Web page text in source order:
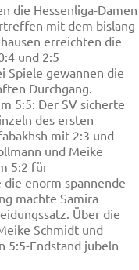
die Hessenliga-Damen
mit dem bislang
erreichten die
und 2:5
Spiele gewannen die
Durchgang.
5:5: Der SV sicherte
des ersten
mit 2:3 und
und Meike
5:2 für
enorm spannende
machte Samira
Über die
Schmidt und
5:5-Endstand jubeln